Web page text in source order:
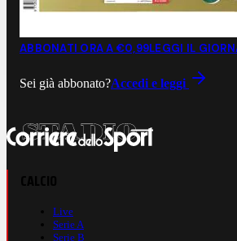
ABBONATI ORA A €0,99LEGGI IL
Sei già abbonato?Accedi e leggi
Live
Serie A
Serie B